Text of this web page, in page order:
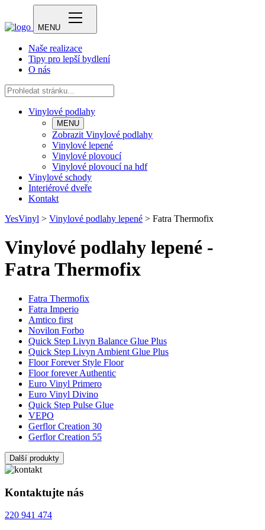
MENU
Naše realizace
Tipy pro lepší bydlení
O nás
Vinylové podlahy
MENU
Zobrazit Vinylové podlahy
Vinylové lepené
Vinylové plovoucí
Vinylové plovoucí na hdf
Vinylové schody
Interiérové dveře
Kontakt
YesVinyl > Vinylové podlahy lepené > Fatra Thermofix
Vinylové podlahy lepené -
Fatra Thermofix
Fatra Thermofix
Fatra Imperio
Amtico first
Novilon Forbo
Quick Step Livyn Balance Glue Plus
Quick Step Livyn Ambient Glue Plus
Floor Forever Style Floor
Floor forever Authentic
Euro Vinyl Primero
Euro Vinyl Divino
Quick Step Pulse Glue
VEPO
Gerflor Creation 30
Gerflor Creation 55
Další produkty
Kontaktujte nás
220 941 474